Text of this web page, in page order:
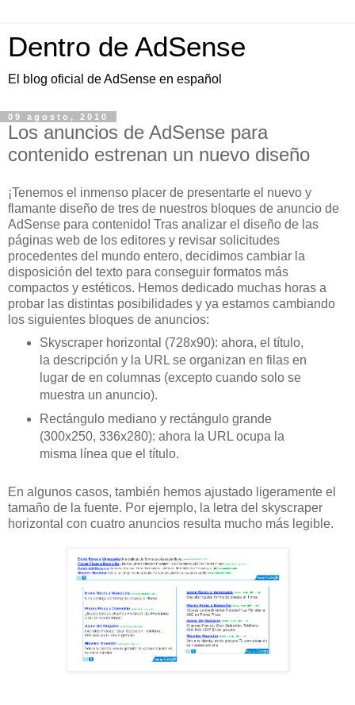
Dentro de AdSense
El blog oficial de AdSense en español
09 agosto, 2010
Los anuncios de AdSense para
contenido estrenan un nuevo diseño
¡Tenemos el inmenso placer de presentarte el nuevo y
flamante diseño de tres de nuestros bloques de anuncio de
AdSense para contenido! Tras analizar el diseño de las
páginas web de los editores y revisar solicitudes
procedentes del mundo entero, decidimos cambiar la
disposición del texto para conseguir formatos más
compactos y estéticos. Hemos dedicado muchas horas a
probar las distintas posibilidades y ya estamos cambiando
los siguientes bloques de anuncios:
Skyscraper horizontal (728x90): ahora, el título,
la descripción y la URL se organizan en filas en
lugar de en columnas (excepto cuando solo se
muestra un anuncio).
Rectángulo mediano y rectángulo grande
(300x250, 336x280): ahora la URL ocupa la
misma línea que el título.
En algunos casos, también hemos ajustado ligeramente el
tamaño de la fuente. Por ejemplo, la letra del skyscraper
horizontal con cuatro anuncios resulta mucho más legible.